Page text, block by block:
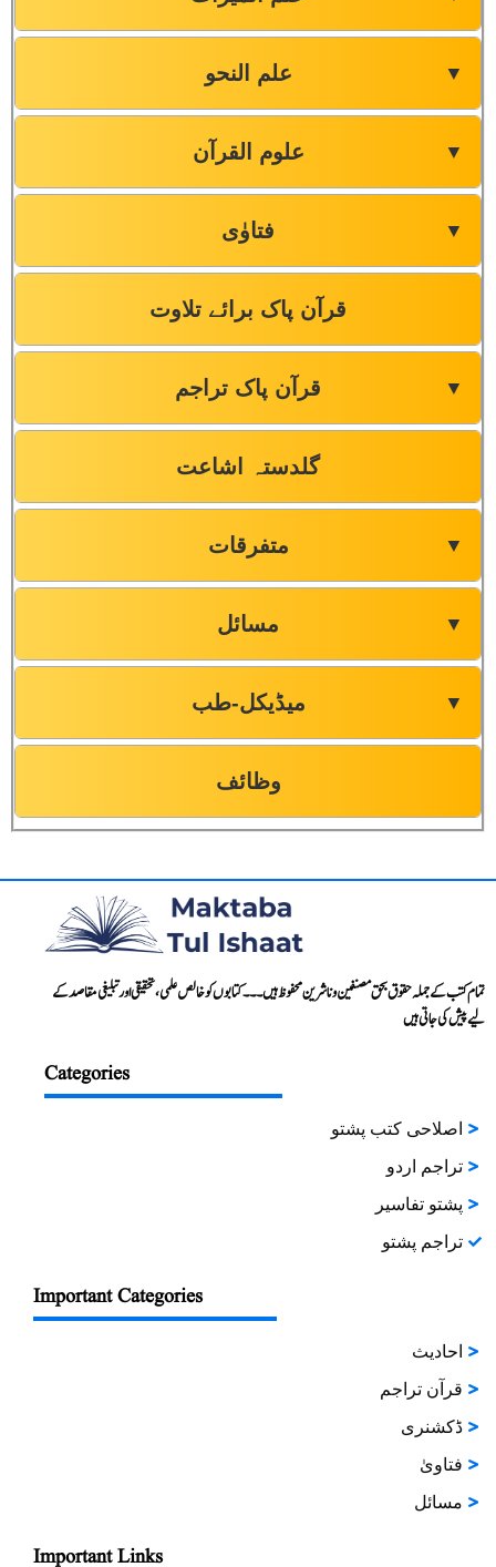
علم النحو ▼
علوم القرآن ▼
فتاوٰی ▼
قرآن پاک برائے تلاوت
قرآن پاک تراجم ▼
گلدستہ اشاعت
متفرقات ▼
مسائل ▼
میڈیکل-طب ▼
وظائف
تمام کتب کے جملہ حقوق بحق مصنفین و ناشرین محفوظ ہیں۔۔۔ کتابوں کو خالص علمی، تحقیقی اور تبلیغی مقاصد کے
لیے پیش کی جاتی ہیں
Categories
اصلاحی کتب پشتو
تراجم اردو
پشتو تفاسیر
تراجم پشتو
Important Categories
احادیث
قرآن تراجم
ڈکشنری
فتاویٰ
مسائل
Important Links